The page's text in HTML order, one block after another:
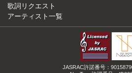
歌詞リクエスト
アーティスト一覧
JASRAC許諾番号：